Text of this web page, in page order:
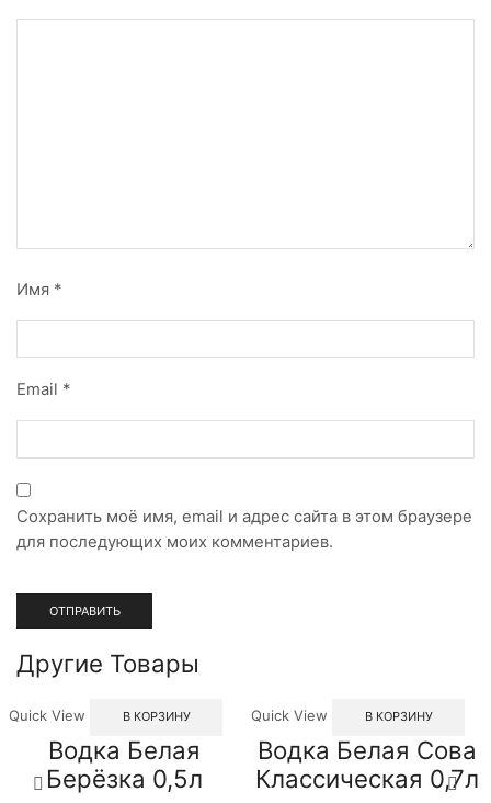
Имя *
Email *
Сохранить моё имя, email и адрес сайта в этом браузере
для последующих моих комментариев.
Другие Товары
Quick View В КОРЗИНУ
Водка Белая
Берёзка 0,5л
Quick View В КОРЗИНУ
Водка Белая Сова
Классическая 0,7л